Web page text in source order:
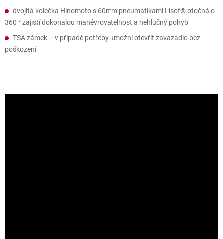
dvojitá kolečka Hinomoto s 60mm pneumatikami Lisof® otočná o
360 ° zajistí dokonalou manévrovatelnost a nehlučný pohyb
TSA zámek – v případě potřeby umožní otevřít zavazadlo bez
poškození